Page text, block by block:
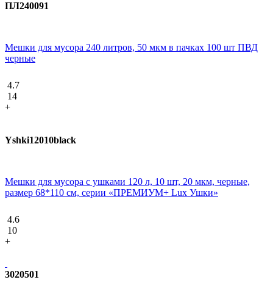
ПЛ240091
Мешки для мусора 240 литров, 50 мкм в пачках 100 шт ПВД
черные
4.7
14
+
Yshki12010black
Мешки для мусора с ушками 120 л, 10 шт, 20 мкм, черные,
размер 68*110 см, серии «ПРЕМИУМ+ Lux Ушки»
4.6
10
+
3020501